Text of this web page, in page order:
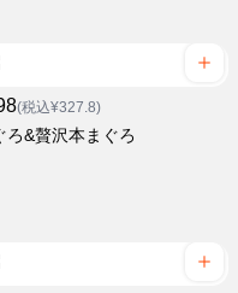
(税込¥327.8)
ろ&贅沢本まぐろ